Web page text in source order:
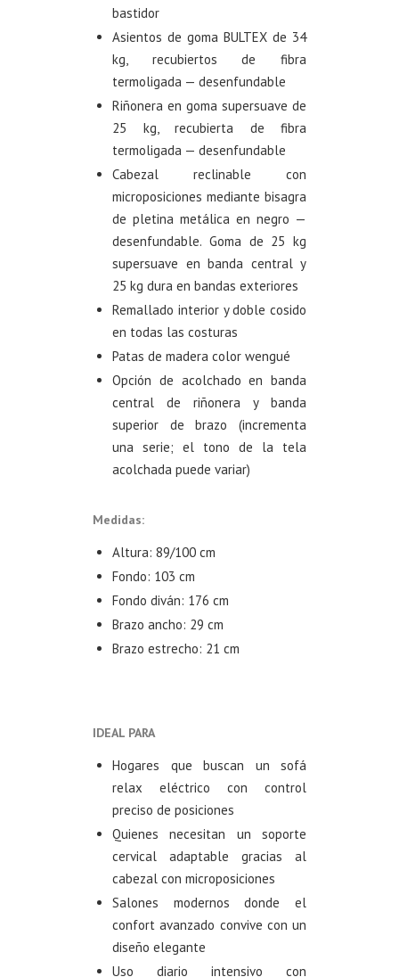
bastidor
Asientos de goma BULTEX de 34
kg, recubiertos de fibra
termoligada — desenfundable
Riñonera en goma supersuave de
25 kg, recubierta de fibra
termoligada — desenfundable
Cabezal reclinable con
microposiciones mediante bisagra
de pletina metálica en negro —
desenfundable. Goma de 25 kg
supersuave en banda central y
25 kg dura en bandas exteriores
Remallado interior y doble cosido
en todas las costuras
Patas de madera color wengué
Opción de acolchado en banda
central de riñonera y banda
superior de brazo (incrementa
una serie; el tono de la tela
acolchada puede variar)
Medidas:
Altura: 89/100 cm
Fondo: 103 cm
Fondo diván: 176 cm
Brazo ancho: 29 cm
Brazo estrecho: 21 cm
IDEAL PARA
Hogares que buscan un sofá
relax eléctrico con control
preciso de posiciones
Quienes necesitan un soporte
cervical adaptable gracias al
cabezal con microposiciones
Salones modernos donde el
confort avanzado convive con un
diseño elegante
Uso diario intensivo con